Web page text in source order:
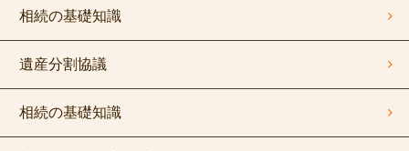
相続の基礎知識
相続の基礎知識
遺産分割協議